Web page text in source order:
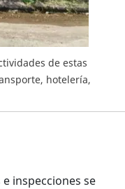
de estas
hotelería,
inspecciones se